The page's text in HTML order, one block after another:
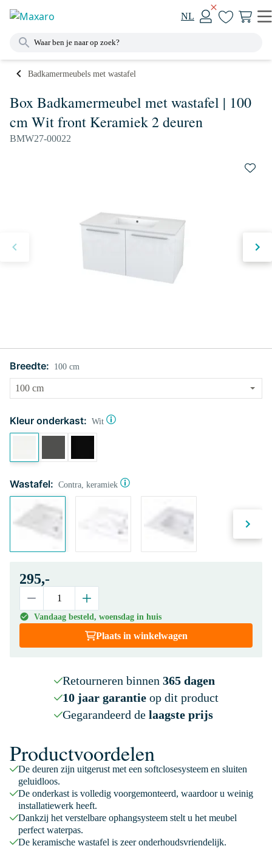
NL
Badkamermeubels met wastafel
Box Badkamermeubel met wastafel | 100
cm Wit front Keramiek 2 deuren
BMW27-00022
Breedte: 100 cm
Kleur onderkast: Wit
Wastafel: Contra, keramiek
295,-
Vandaag besteld, woensdag in huis
Plaats in winkelwagen
Retourneren binnen 365 dagen
10 jaar garantieop dit product
Gegarandeerd de laagste prijs
Productvoordelen
De deuren zijn uitgerust met een softclosesysteem en sluiten
geluidloos.
De onderkast is volledig voorgemonteerd, waardoor u weinig
installatiewerk heeft.
Dankzij het verstelbare ophangsysteem stelt u het meubel
perfect waterpas.
De keramische wastafel is zeer onderhoudsvriendelijk.